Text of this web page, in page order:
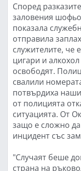
Според
заловения
показала
отправила
служителите, че
цигари и
освободят.
свалили
потвърдиха
от полицията
ситуацията. От
защо е сложно
инцидент със
"Случаят беше
страна на